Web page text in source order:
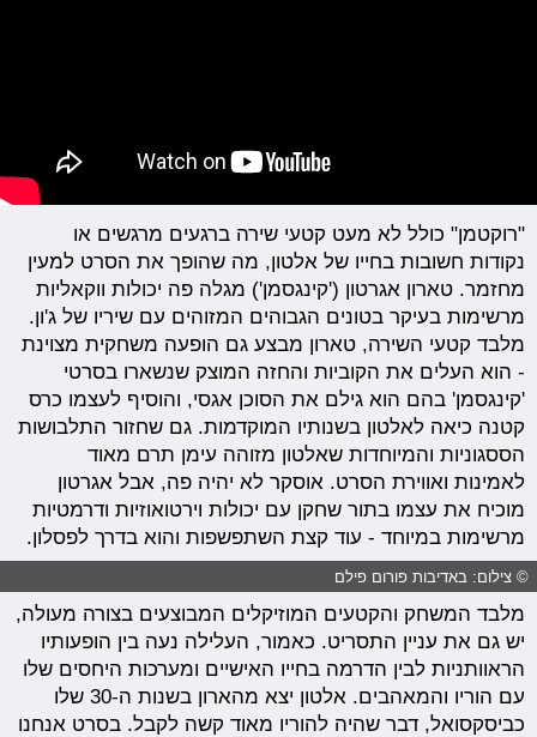
"רוקטמן" כולל לא מעט קטעי שירה ברגעים מרגשים או
נקודות חשובות בחייו של אלטון, מה שהופך את הסרט למעין
מחזמר. טארון אגרטון ('קינגסמן') מגלה פה יכולות ווקאליות
מרשימות בעיקר בטונים הגבוהים המזוהים עם שיריו של ג'ון.
מלבד קטעי השירה, טארון מבצע גם הופעה משחקית מצוינת
- הוא העלים את הקוביות והחזה המוצק שנשארו בסרטי
'קינגסמן' בהם הוא גילם את הסוכן אגסי, והוסיף לעצמו כרס
קטנה כיאה לאלטון בשנותיו המוקדמות. גם שחזור התלבושות
הססגוניות והמיוחדות שאלטון מזוהה עימן תרם מאוד
לאמינות ואווירת הסרט. אוסקר לא יהיה פה, אבל אגרטון
מוכיח את עצמו בתור שחקן עם יכולות וירטואוזיות ודרמטיות
מרשימות במיוחד - עוד קצת השתפשפות והוא בדרך לפסלון.
© צילום: באדיבות פורום פילם
מלבד המשחק והקטעים המוזיקלים המבוצעים בצורה מעולה,
יש גם את עניין התסריט. כאמור, העלילה נעה בין הופעותיו
הראוותניות לבין הדרמה בחייו האישיים ומערכות היחסים שלו
עם הוריו והמאהבים. אלטון יצא מהארון בשנות ה-30 שלו
כביסקסואל, דבר שהיה להוריו מאוד קשה לקבל. בסרט אנחנו